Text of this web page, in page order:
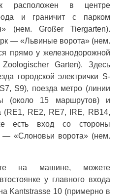
расположен в центре
и граничит с парком
(нем. Großer Tiergarten).
— «Львиные ворота» (нем.
прямо у железнодорожной
Garten). Здесь
городской электрички S-
S9), поезда метро (линии
(около 15 маршрутов) и
(RE1, RE2, RE7, IRE, RB14,
есть вход со стороны
— «Слоновьи ворота» (нем.
на машине, можете
у главного входа
Kantstrasse 10 (примерно в